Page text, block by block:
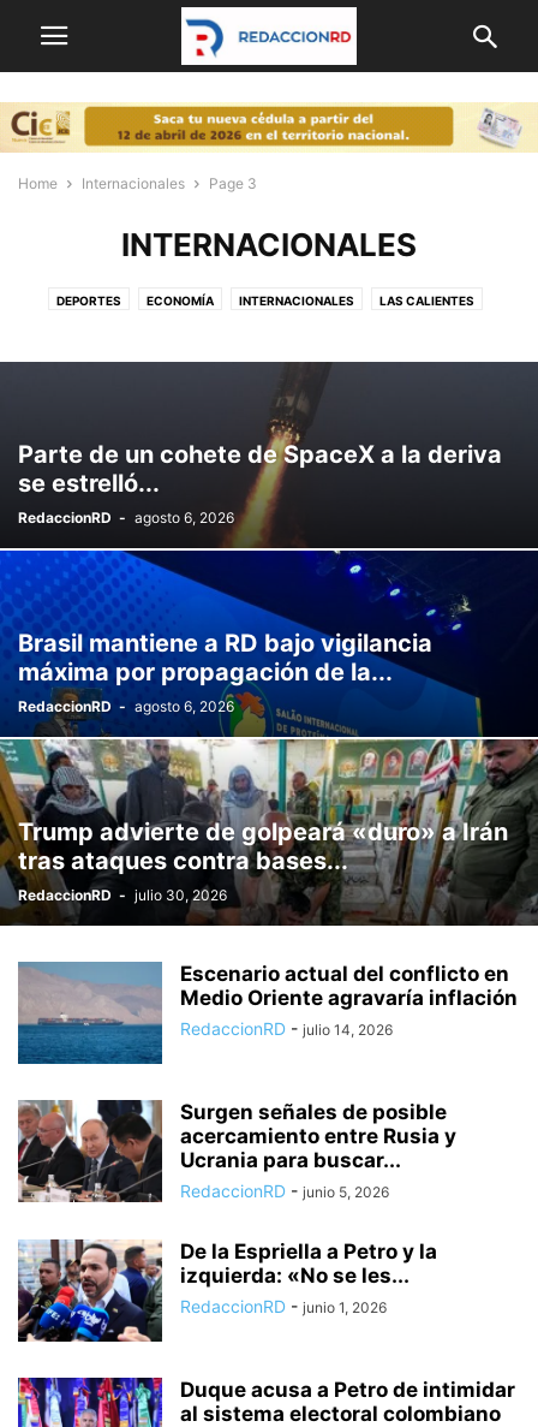
Home Internacionales Page 3
INTERNACIONALES
DEPORTES ECONOMÍA INTERNACIONALES LAS CALIENTES
Parte de un cohete de SpaceX a la deriva
se estrelló...
RedaccionRD - agosto 6, 2026
Brasil mantiene a RD bajo vigilancia
máxima por propagación de la...
RedaccionRD - agosto 6, 2026
Trump advierte de golpeará «duro» a Irán
tras ataques contra bases...
RedaccionRD - julio 30, 2026
Escenario actual del conflicto en
Medio Oriente agravaría inflación
RedaccionRD - julio 14, 2026
Surgen señales de posible
acercamiento entre Rusia y
Ucrania para buscar...
RedaccionRD - junio 5, 2026
De la Espriella a Petro y la
izquierda: «No se les...
RedaccionRD - junio 1, 2026
Duque acusa a Petro de intimidar
al sistema electoral colombiano